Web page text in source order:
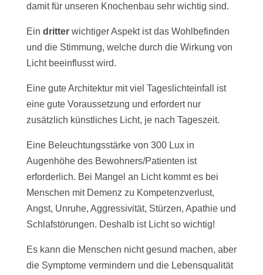
damit für unseren Knochenbau sehr wichtig sind.
Ein dritter wichtiger Aspekt ist das Wohlbefinden
und die Stimmung, welche durch die Wirkung von
Licht beeinflusst wird.
Eine gute Architektur mit viel Tageslichteinfall ist
eine gute Voraussetzung und erfordert nur
zusätzlich künstliches Licht, je nach Tageszeit.
Eine Beleuchtungsstärke von 300 Lux in
Augenhöhe des Bewohners/Patienten ist
erforderlich. Bei Mangel an Licht kommt es bei
Menschen mit Demenz zu Kompetenzverlust,
Angst, Unruhe, Aggressivität, Stürzen, Apathie und
Schlafstörungen. Deshalb ist Licht so wichtig!
Es kann die Menschen nicht gesund machen, aber
die Symptome vermindern und die Lebensqualität